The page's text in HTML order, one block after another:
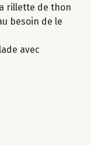
rillette de thon
besoin de le
avec